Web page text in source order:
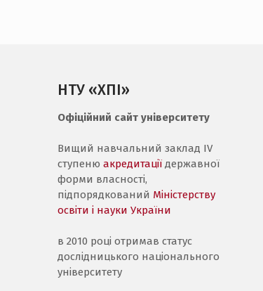
НТУ «ХПІ»
Офіційний сайт університету
Вищий навчальний заклад IV
ступеню акредитації державної
форми власності,
підпорядкований Міністерству
освіти і науки України
в 2010 році отримав статус
дослідницького національного
університету